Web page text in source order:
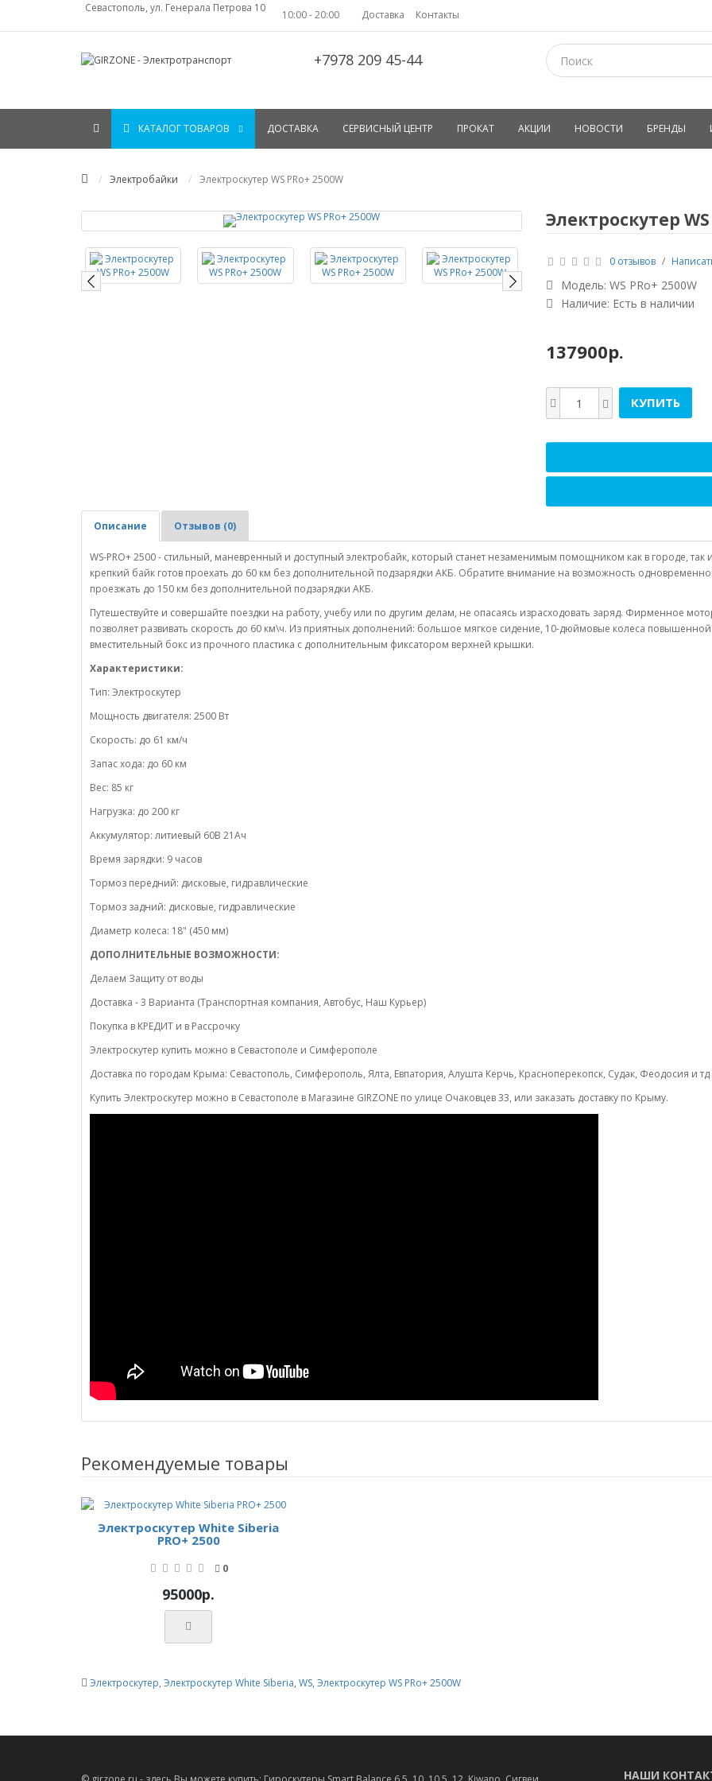
Севастополь, ул. Генерала Петрова 10
10:00 - 20:00 Доставка Контакты
+7978 209 45-44
КАТАЛОГ ТОВАРОВ ДОСТАВКА СЕРВИСНЫЙ ЦЕНТР ПРОКАТ АКЦИИ НОВОСТИ БРЕНДЫ
Электробайки Электроскутер WS PRo+ 2500W
Электроскутер WS
0 отзывов /
Модель: WS PRo+ 2500W
Наличие: Есть в наличии
137900р.
КУПИТЬ
Описание Отзывов (0)
WS-PRO+ 2500 - стильный, маневренный и доступный электробайк, который станет незаменимым помощником как в городе, так
крепкий байк готов проехать до 60 км без дополнительной подзарядки АКБ. Обратите внимание на возможность
проезжать до 150 км без дополнительной подзарядки АКБ.
Путешествуйте и совершайте поездки на работу, учебу или по другим делам, не опасаясь израсходовать заряд. Фирменное
позволяет развивать скорость до 60 км\ч. Из приятных дополнений: большое мягкое сидение, 10-дюймовые колеса
вместительный бокс из прочного пластика с дополнительным фиксатором верхней крышки.
Характеристики:
Тип: Электроскутер
Мощность двигателя: 2500 Вт
Cкорость: до 61 км/ч
Запас хода: до 60 км
Вес: 85 кг
Нагрузка: до 200 кг
Аккумулятор: литиевый 60В 21Ач
Время зарядки: 9 часов
Тормоз передний: дисковые, гидравлические
Тормоз задний: дисковые, гидравлические
Диаметр колеса: 18" (450 мм)
ДОПОЛНИТЕЛЬНЫЕ ВОЗМОЖНОСТИ:
Делаем Защиту от воды
Доставка - 3 Варианта (Транспортная компания, Автобус, Наш Курьер)
Покупка в КРЕДИТ и в Рассрочку
Электроскутер купить можно в Севастополе и Симферополе
Доставка по городам Крыма: Севастополь, Симферополь, Ялта, Евпатория, Алушта Керчь, Красноперекопск, Судак, Феодосия и
Купить Электроскутер можно в Севастополе в Магазине GIRZONE по улице Очаковцев 33, или заказать доставку по Крыму.
Рекомендуемые товары
Электроскутер White Siberia
PRO+ 2500
0
95000р.
Электроскутер, Электроскутер White Siberia, WS, Электроскутер WS PRo+ 2500W
НАШИ